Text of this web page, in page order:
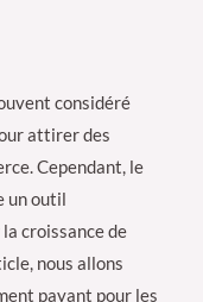
considéré
attirer des
Cependant, le
un outil
croissance de
nous allons
payant pour les